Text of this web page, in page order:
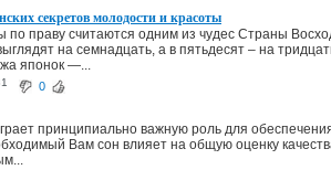
секретов молодости и красоты
по праву считаются одним из чудес Страны
на семнадцать, а в пятьдесят – на
японок —...
0
принципиально важную роль для
Вам сон влияет на общую оценку